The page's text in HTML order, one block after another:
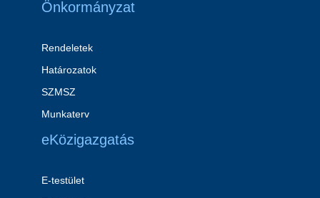
Önkormányzat
Rendeletek
Határozatok
SZMSZ
Munkaterv
eKözigazgatás
E-testület